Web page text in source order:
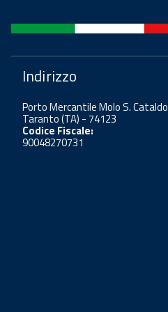
Indirizzo
Porto Mercantile Molo S. Cataldo
Taranto (TA) - 74123
Codice Fiscale:
90048270731